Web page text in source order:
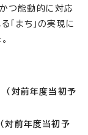
つ能動的に対応
「まち」の実現に
前年度当初予
前年度当初予